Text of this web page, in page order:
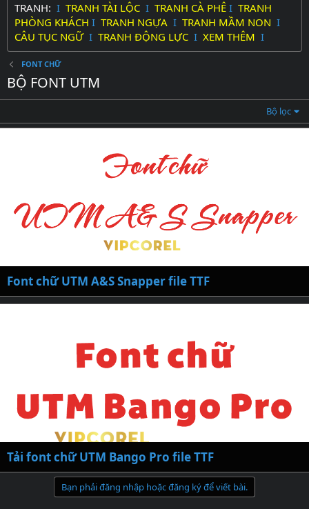
TRANH: I TRANH TÀI LỘC I TRANH CÀ PHÊ I TRANH
PHÒNG KHÁCH I TRANH NGỰA I TRANH MẦM NON I
CÂU TỤC NGỮ I TRANH ĐỘNG LỰC I XEM THÊM I
FONT CHỮ
BỘ FONT UTM
Bộ lọc
Font chữ UTM A&S Snapper file TTF
Tải font chữ UTM Bango Pro file TTF
Bạn phải đăng nhập hoặc đăng ký để viết bài.